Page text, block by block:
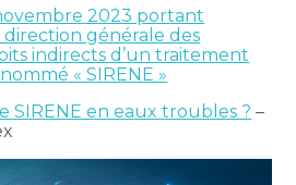
2023 portant
générale des
indirects d’un traitement
« SIRENE »
SIRENE en eaux troubles ? –